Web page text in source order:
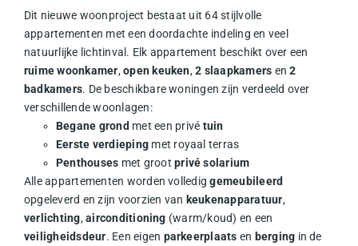
Dit nieuwe woonproject bestaat uit 64 stijlvolle
appartementen met een doordachte indeling en veel
natuurlijke lichtinval. Elk appartement beschikt over een
ruime woonkamer,open keuken,2 slaapkamers en2
badkamers. De beschikbare woningen zijn verdeeld over
verschillende woonlagen:
Begane grond met een privé tuin
Eerste verdieping met royaal terras
Penthouses met grootprivé solarium
Alle appartementen worden vollediggemeubileerd
opgeleverd en zijn voorzien van keukenapparatuur,
verlichting,airconditioning (warm/koud) en een
veiligheidsdeur. Een eigen parkeerplaats en berging in de